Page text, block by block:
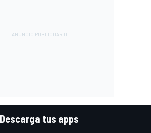
Descarga tus apps